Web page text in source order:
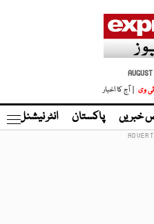
ٹی وی | آج کا اخبار
خبریں پاکستان انٹر نیشنل